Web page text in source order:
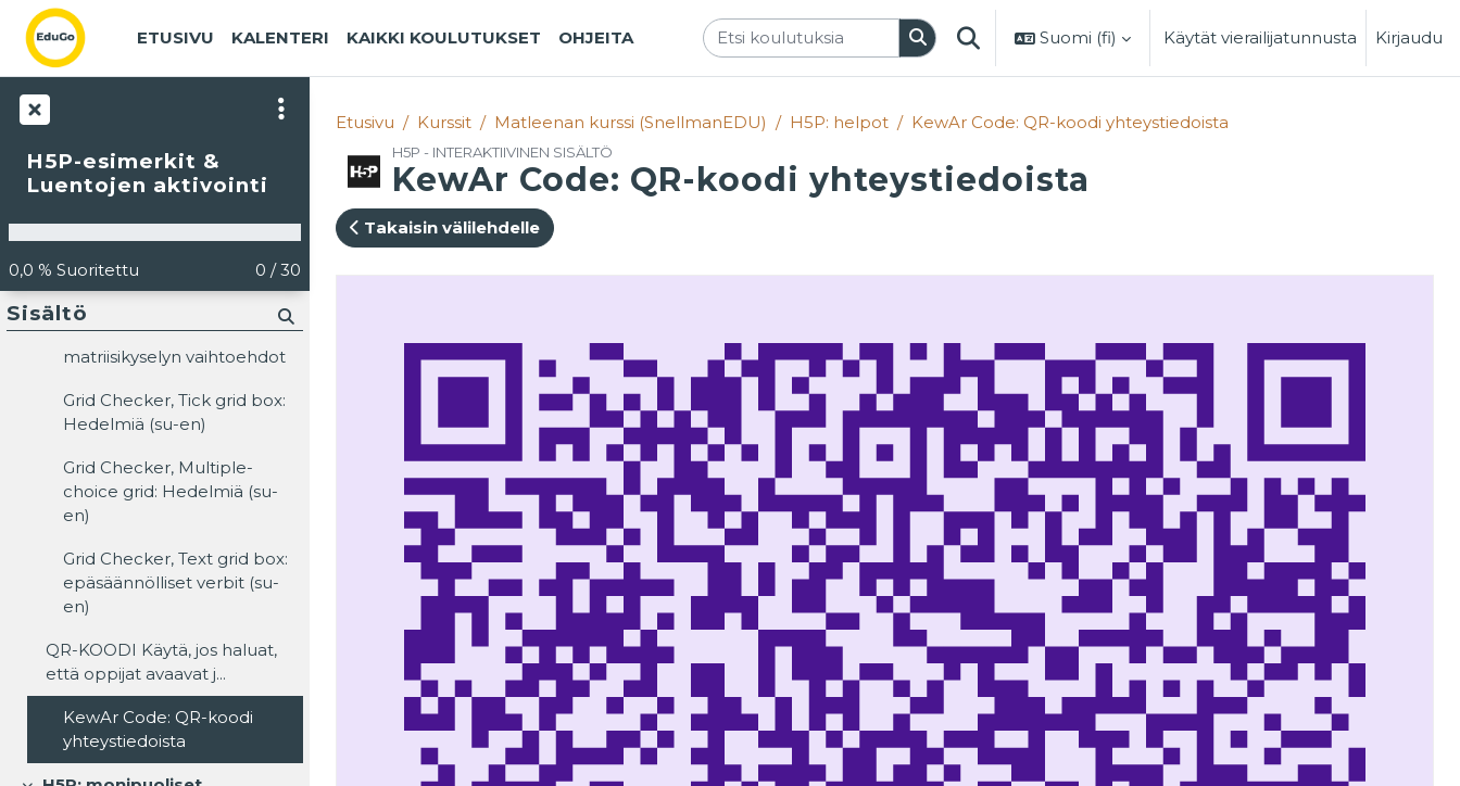
Siirry pääsisältöön
ETUSIVU
KALENTERI KAIKKI KOULUTUKSET OHJEITA VAIHDA HAKUSYÖTTÖÄ
Suomi ‎(fi)‎ Käytät vierailijatunnusta Kirjaudu
Etusivu Kurssit Matleenan kurssi (SnellmanEDU) H5P: helpot KewAr Code: QR-koodi yhteystiedoista
H5P - INTERAKTIIVINEN SISÄLTÖ
KewAr Code: QR-koodi yhteystiedoista
Takaisin välilehdelle
H5P-esimerkit &
Luentojen aktivointi
0,0 % Suoritettu 0 / 30
Sisältö
Set
Quiz Question Set: Avoin
jakaminen (esittelee kaikki
Quiz Question Set: Jari
Sarjan esimerkki (arpoo
vastattavaksi 15 kysymystä
158:sta)
Sort the Paragraphs:
Kalevala
Grid Checker eli
matriisikyselyn vaihtoehdot
Grid Checker, Tick grid box:
Hedelmiä (su-en)
Grid Checker, Multiple-
choice grid: Hedelmiä (su-
en)
Grid Checker, Text grid box:
epäsäännölliset verbit (su-
en)
QR-KOODI Käytä, jos haluat,
että oppijat avaavat j...
KewAr Code: QR-koodi
yhteystiedoista